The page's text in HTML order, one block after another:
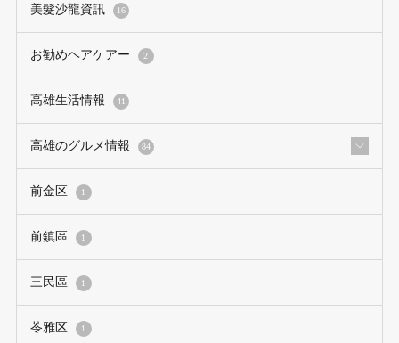
美髮沙龍資訊 16
お勧めヘアケアー 2
高雄生活情報 41
高雄のグルメ情報 84
前金区 1
前鎮區 1
三民區 1
苓雅区 1